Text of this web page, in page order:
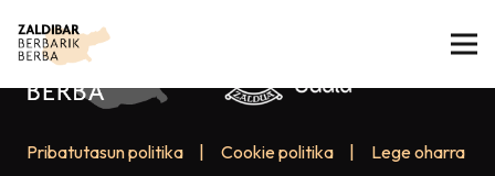
Pribatutasun politika Cookie politika Lege oharra